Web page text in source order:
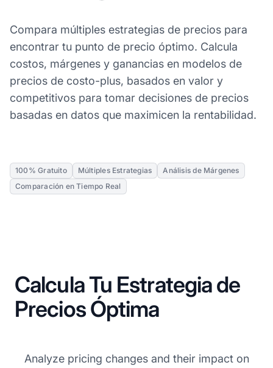
Compara múltiples estrategias de precios para
encontrar tu punto de precio óptimo. Calcula
costos, márgenes y ganancias en modelos de
precios de costo-plus, basados en valor y
competitivos para tomar decisiones de precios
basadas en datos que maximicen la rentabilidad.
100% Gratuito Múltiples Estrategias
Análisis de Márgenes
Comparación en Tiempo Real
Calcula Tu Estrategia de
Precios Óptima
Analyze pricing changes and their impact on